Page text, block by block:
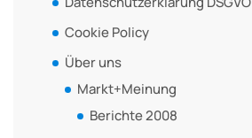
Cookie Policy
Über uns
Markt+Meinung
Berichte 2008